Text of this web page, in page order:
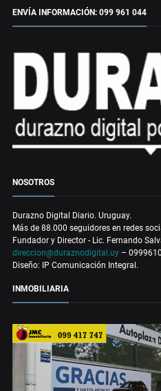
ENVÍA INFORMACIÓN: 099 961 044
NOSOTROS
Durazno Digital Diario. Uruguay.
Más de 88.000 seguidores en redes
Fundador y Director - Lic. Fernando
direccion@duraznodigital.uy –
Diseño: IP Comunicación Integral.
INMOBILIARIA